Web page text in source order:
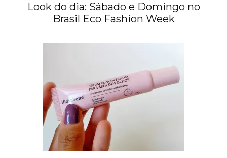
Look do dia: Sábado e Domingo no
Brasil Eco Fashion Week